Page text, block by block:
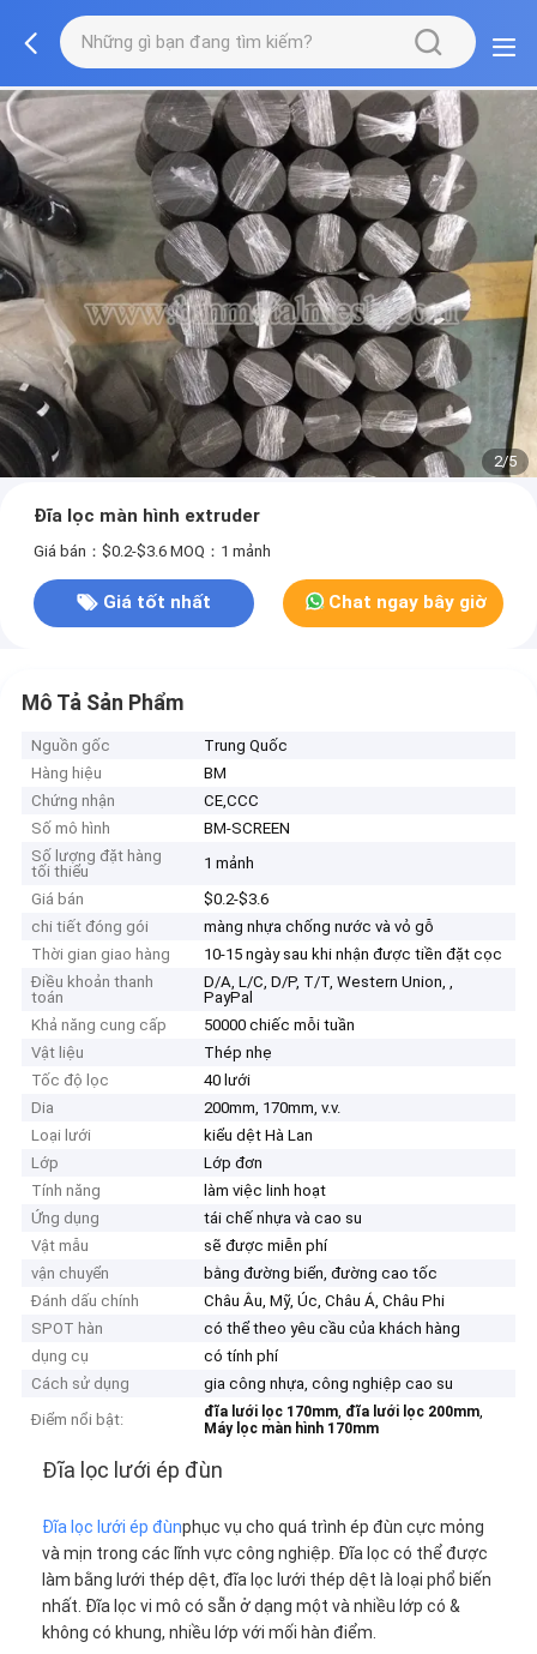
2/5
Đĩa lọc màn hình extruder
Giá bán：$0.2-$3.6 MOQ：1 mảnh
Giá tốt nhất Chat ngay bây giờ
Mô Tả Sản Phẩm
Nguồn gốc
Trung Quốc
Hàng hiệu
BM
Chứng nhận
CE,CCC
Số mô hình
BM-SCREEN
Số lượng đặt hàng
tối thiểu
1 mảnh
Giá bán
$0.2-$3.6
chi tiết đóng gói
màng nhựa chống nước và vỏ gỗ
Thời gian giao hàng
10-15 ngày sau khi nhận được tiền đặt cọc
Điều khoản thanh
toán
D/A, L/C, D/P, T/T, Western Union, ,
PayPal
Khả năng cung cấp
50000 chiếc mỗi tuần
Vật liệu
Thép nhẹ
Tốc độ lọc
40 lưới
Dia
200mm, 170mm, v.v.
Loại lưới
kiểu dệt Hà Lan
Lớp
Lớp đơn
Tính năng
làm việc linh hoạt
Ứng dụng
tái chế nhựa và cao su
Vật mẫu
sẽ được miễn phí
vận chuyển
bằng đường biển, đường cao tốc
Đánh dấu chính
Châu Âu, Mỹ, Úc, Châu Á, Châu Phi
SPOT hàn
có thể theo yêu cầu của khách hàng
dụng cụ
có tính phí
Cách sử dụng
gia công nhựa, công nghiệp cao su
Điểm nổi bật:
đĩa lưới lọc 170mm, đĩa lưới lọc 200mm,
Máy lọc màn hình 170mm
Đĩa lọc lưới ép đùn
Đĩa lọc lưới ép đùnphục vụ cho quá trình ép đùn cực mỏng
và mịn trong các lĩnh vực công nghiệp. Đĩa lọc có thể được
làm bằng lưới thép dệt, đĩa lọc lưới thép dệt là loại phổ biến
nhất. Đĩa lọc vi mô có sẵn ở dạng một và nhiều lớp có &
không có khung, nhiều lớp với mối hàn điểm.